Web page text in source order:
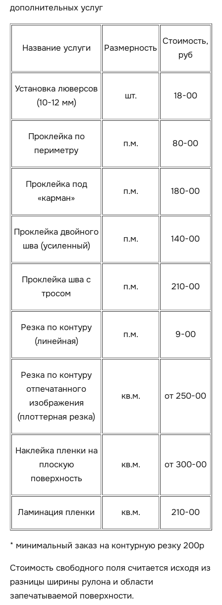
дополнительных услуг
Название услуги Размерность
Стоимость,
руб
Установка люверсов
(10-12 мм)
шт. 18-00
Проклейка по
периметру
п.м. 80-00
Проклейка под
«карман»
п.м. 180-00
Проклейка двойного
шва (усиленный)
п.м. 140-00
Проклейка шва с
тросом
п.м. 210-00
Резка по контуру
(линейная)
п.м. 9-00
Резка по контуру
отпечатанного
изображения
(плоттерная резка)
кв.м. от 250-00
Наклейка пленки на
плоскую
поверхность
кв.м. от 300-00
Ламинация пленки кв.м. 210-00
* минимальный заказ на контурную резку 200р
Стоимость свободного поля считается исходя из
разницы ширины рулона и области
запечатываемой поверхности.